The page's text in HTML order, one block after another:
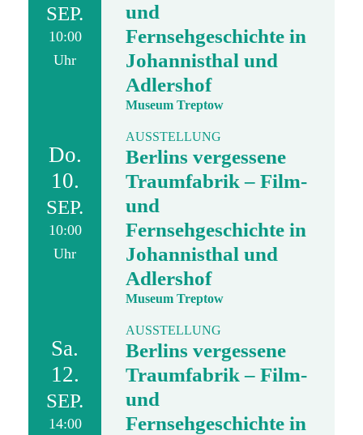
SEP.
10:00
Uhr
und
Fernsehgeschichte in
Johannisthal und
Adlershof
Museum Treptow
Do.
10.
SEP.
10:00
Uhr
AUSSTELLUNG
Berlins vergessene
Traumfabrik – Film-
und
Fernsehgeschichte in
Johannisthal und
Adlershof
Museum Treptow
Sa.
12.
SEP.
14:00
AUSSTELLUNG
Berlins vergessene
Traumfabrik – Film-
und
Fernsehgeschichte in